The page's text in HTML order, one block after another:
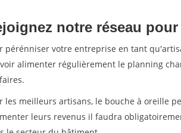
notre réseau
pérénniser votre entreprise en tant
alimenter régulièrement le planning
les meilleurs artisans, le bouche à oreille
leurs revenus il faudra